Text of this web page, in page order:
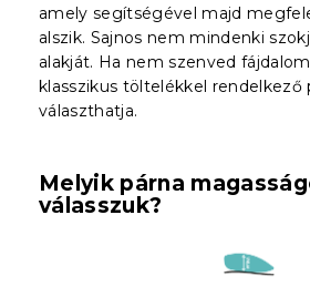
amely segítségével majd
alszik. Sajnos nem mindenki
alakját. Ha nem szenved
klasszikus töltelékkel rendelkező
választhatja.
Melyik párna
válasszuk?